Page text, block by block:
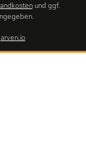
arven.io
und ggf.